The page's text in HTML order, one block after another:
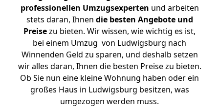
professionellen Umzugsexperten und arbeiten
stets daran, Ihnen die besten Angebote und
Preisezu bieten. Wir wissen, wie wichtig es ist,
bei einem Umzug von Ludwigsburg nach
Winnenden Geld zu sparen, und deshalb setzen
wir alles daran, Ihnen die besten Preise zu bieten.
Ob Sie nun eine kleine Wohnung haben oder ein
großes Haus in Ludwigsburg besitzen, was
umgezogen werden muss.